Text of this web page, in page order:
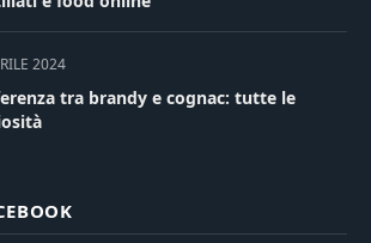
2024
tra brandy e cognac: tutte le